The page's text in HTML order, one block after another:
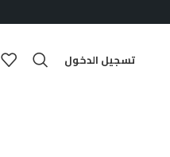
تسجيل الدخول